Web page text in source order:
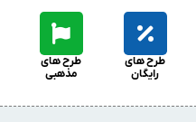
طرح های
رایگان
طرح های
مذهبی